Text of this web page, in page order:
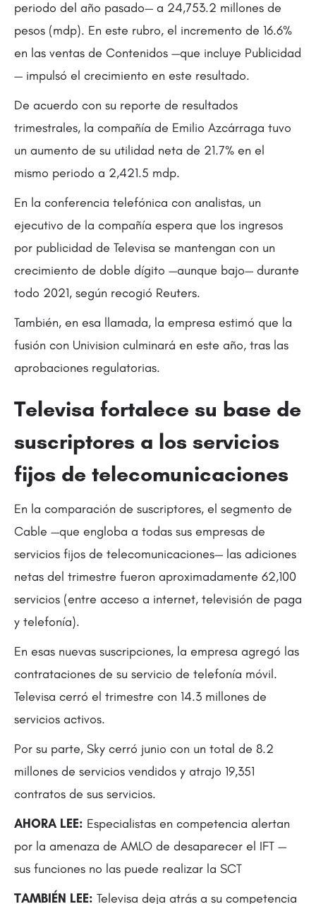
periodo del año pasado— a 24,753.2 millones de
pesos (mdp). En este rubro, el incremento de 16.6%
en las ventas de Contenidos —que incluye Publicidad
— impulsó el crecimiento en este resultado.
De acuerdo con su reporte de resultados
trimestrales, la compañía de Emilio Azcárraga tuvo
un aumento de su utilidad neta de 21.7% en el
mismo periodo a 2,421.5 mdp.
En la conferencia telefónica con analistas, un
ejecutivo de la compañía espera que los ingresos
por publicidad de Televisa se mantengan con un
crecimiento de doble dígito —aunque bajo— durante
todo 2021, según recogió Reuters.
También, en esa llamada, la empresa estimó que la
fusión con Univision culminará en este año, tras las
aprobaciones regulatorias.
Televisa fortalece su base de
suscriptores a los servicios
fijos de telecomunicaciones
En la comparación de suscriptores, el segmento de
Cable —que engloba a todas sus empresas de
servicios fijos de telecomunicaciones— las adiciones
netas del trimestre fueron aproximadamente 62,100
servicios (entre acceso a internet, televisión de paga
y telefonía).
En esas nuevas suscripciones, la empresa agregó las
contrataciones de su servicio de telefonía móvil.
Televisa cerró el trimestre con 14.3 millones de
servicios activos.
Por su parte, Sky cerró junio con un total de 8.2
millones de servicios vendidos y atrajo 19,351
contratos de sus servicios.
AHORA LEE: Especialistas en competencia alertan
por la amenaza de AMLO de desaparecer el IFT —
sus funciones no las puede realizar la SCT
TAMBIÉN LEE: Televisa deja atrás a su competencia